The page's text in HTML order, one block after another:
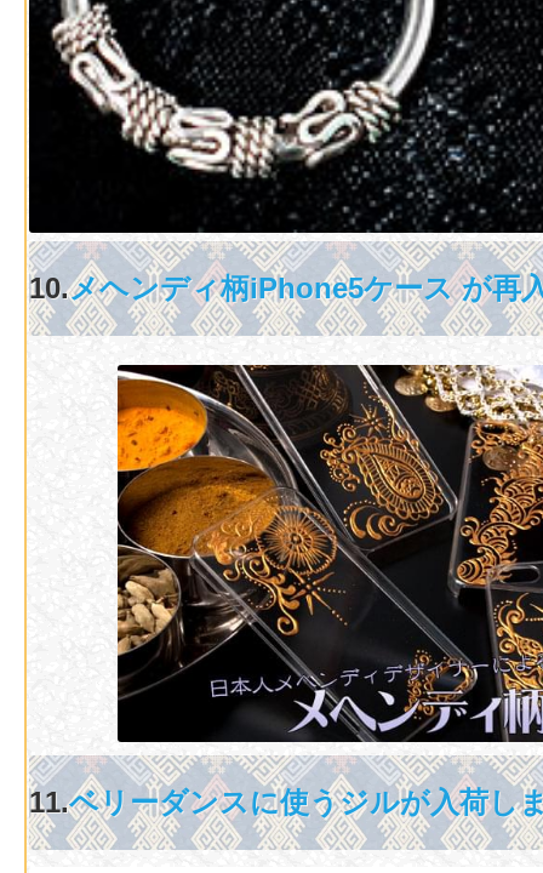
10.メヘンディ柄iPhone5ケース が再
11.ベリーダンスに使うジルが入荷し